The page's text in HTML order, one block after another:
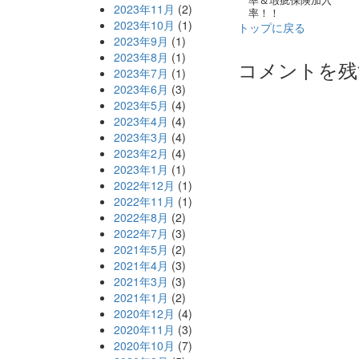
率！！
トップに戻る
コメントを
2023年11月 (2)
2023年10月 (1)
2023年9月 (1)
2023年8月 (1)
2023年7月 (1)
2023年6月 (3)
2023年5月 (4)
2023年4月 (4)
2023年3月 (4)
2023年2月 (4)
2023年1月 (1)
2022年12月 (1)
2022年11月 (1)
2022年8月 (2)
2022年7月 (3)
2021年5月 (2)
2021年4月 (3)
2021年3月 (3)
2021年1月 (2)
2020年12月 (4)
2020年11月 (3)
2020年10月 (7)